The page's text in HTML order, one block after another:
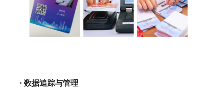
· 数据追踪与管理